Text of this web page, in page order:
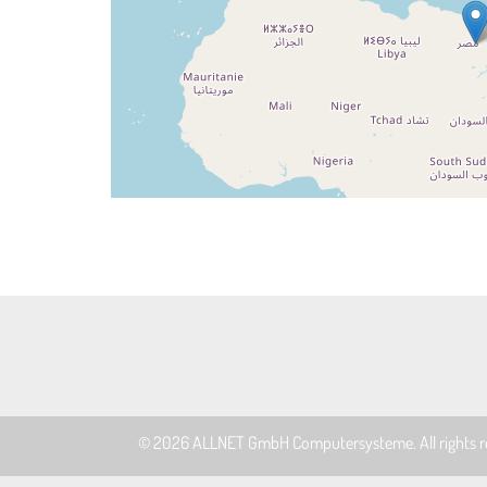
© 2026ALLNET GmbH Computersysteme. All rights